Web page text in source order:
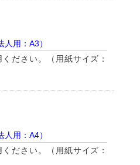
用：A3）
ださい。（用紙サイズ：
用：A4）
ださい。（用紙サイズ：